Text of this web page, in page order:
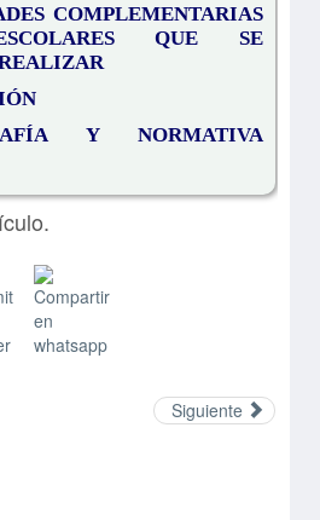
COMPLEMENTARIAS
QUE SE
Y NORMATIVA
Siguiente